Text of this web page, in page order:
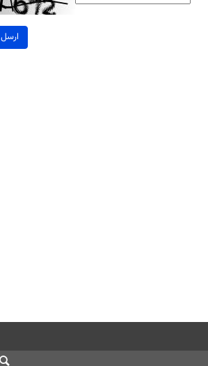
ارسل